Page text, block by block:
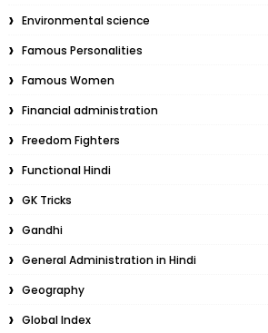
Environmental science
Famous Personalities
Famous Women
Financial administration
Freedom Fighters
Functional Hindi
GK Tricks
Gandhi
General Administration in Hindi
Geography
Global Index